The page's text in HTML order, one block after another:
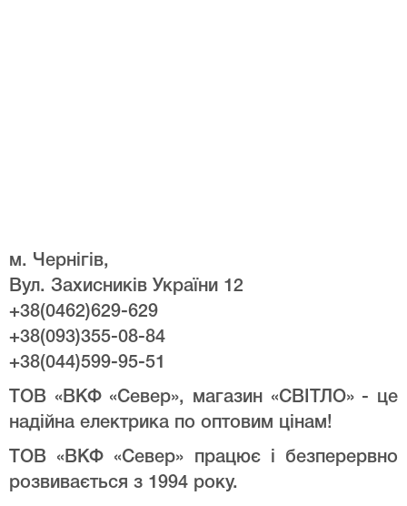
м. Чернігів,
Вул. Захисників України 12
+38(0462)629-629
+38(093)355-08-84
+38(044)599-95-51
ТОВ «ВКФ «Север», магазин «СВІТЛО» - це
надійна електрика по оптовим цінам!
ТОВ «ВКФ «Север» працює і безперервно
розвивається з 1994 року.